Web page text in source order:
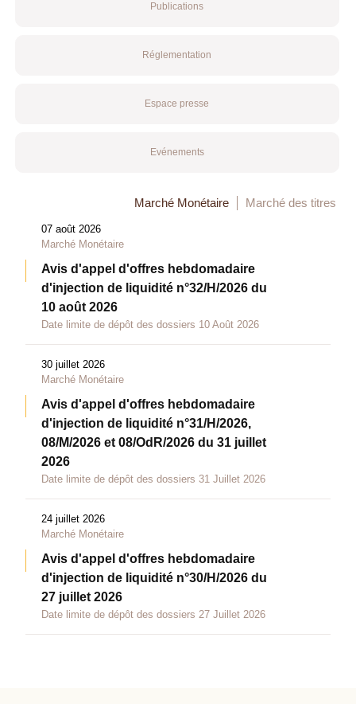
Publications
Réglementation
Espace presse
Evénements
Marché Monétaire Marché des titres
07 août 2026
Marché Monétaire
Avis d'appel d'offres hebdomadaire
d'injection de liquidité n°32/H/2026 du
10 août 2026
Date limite de dépôt des dossiers 10 Août 2026
30 juillet 2026
Marché Monétaire
Avis d'appel d'offres hebdomadaire
d'injection de liquidité n°31/H/2026,
08/M/2026 et 08/OdR/2026 du 31 juillet
2026
Date limite de dépôt des dossiers 31 Juillet 2026
24 juillet 2026
Marché Monétaire
Avis d'appel d'offres hebdomadaire
d'injection de liquidité n°30/H/2026 du
27 juillet 2026
Date limite de dépôt des dossiers 27 Juillet 2026